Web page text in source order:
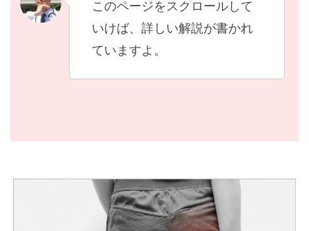
このページをスクロールして
いけば、詳しい解説が書かれ
ていますよ。